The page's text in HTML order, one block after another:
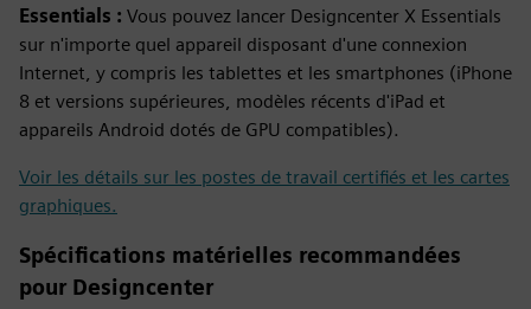
Essentials : Vous pouvez lancer Designcenter X Essentials
sur n'importe quel appareil disposant d'une connexion
Internet, y compris les tablettes et les smartphones (iPhone
8 et versions supérieures, modèles récents d'iPad et
appareils Android dotés de GPU compatibles).
Voir les détails sur les postes de travail certifiés et les cartes
graphiques.
Spécifications matérielles recommandées
pour Designcenter